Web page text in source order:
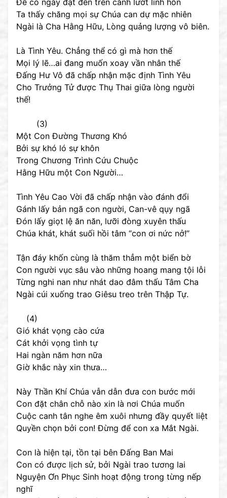
Ta thấy chăng mọi sự Chúa can dự mặc nhiên
Ngài là Cha Hằng Hữu, Lòng quảng lượng vô biên.
Là Tình Yêu. Chẳng thể có gì mà hơn thế
Mọi lý lẽ…ai đang muốn xoay vần nhân thế
Đấng Hư Vô đã chấp nhận mặc định Tình Yêu
Cho Trưởng Tử được Thụ Thai giữa lòng người
thế!
(3)
Một Con Đường Thương Khó
Bởi sự khó ló sự khôn
Trong Chương Trình Cứu Chuộc
Hằng Hữu một Con Người…
Tình Yêu Cao Vời đã chấp nhận vào đánh đổi
Gánh lấy bản ngã con người, Can-vê qụy ngã
Đón lấy giọt lệ ăn năn, lưỡi đòng xuyên thấu
Chúa khát, khát suối hồi tâm “con ơi nức nở!”
Tận đáy khốn cùng là thăm thẳm một biển bờ
Con người vục sâu vào những hoang mang tội lỗi
Từng nghi nan như nhát dao đâm thấu Tâm Cha
Ngài cúi xuống trao Giêsu treo trên Thập Tự.
(4)
Gió khát vọng cào cứa
Cát khởi vọng tình tự
Hai ngàn năm hơn nữa
Giờ khắc này xin thưa…
Này Thần Khí Chúa vẫn dẫn đưa con bước mới
Con đặt chân chỗ nào xin là nơi Chúa muốn
Cuộc canh tân nghe êm xuôi nhưng đầy quyết liệt
Quyền chọn bởi con! Đừng để con xa Mắt Ngài.
Con là hiện tại, tồn tại bên Đấng Ban Mai
Con có được lịch sử, bởi Ngài trao tương lai
Nguyện Ơn Phục Sinh hoạt động trong từng nếp
nghĩ